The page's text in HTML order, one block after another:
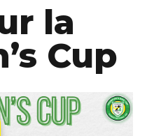
la
Cup